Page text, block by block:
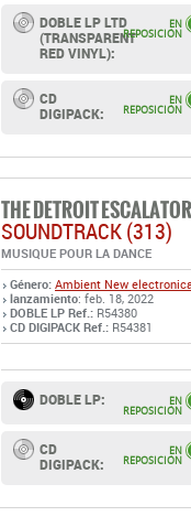
DOBLE LP LTD
(TRANSPARENT
RED VINYL):
EN
REPOSICIÓN
CD
DIGIPACK:
EN
REPOSICIÓN
THE DETROIT
SOUNDTRACK (313)
MUSIQUE POUR LA DANCE
Género: Ambient New
lanzamiento: feb. 18, 2022
DOBLE LP Ref.: R54380
CD DIGIPACK Ref.: R54381
DOBLE LP: EN
REPOSICIÓN
CD
DIGIPACK:
EN
REPOSICIÓN